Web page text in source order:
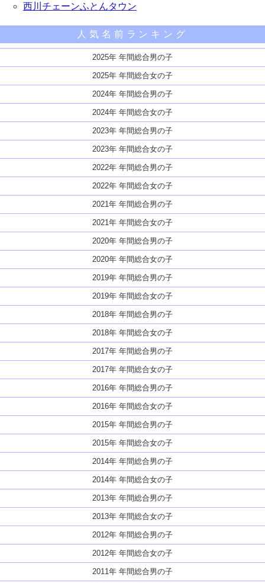
西川チェーンふとんタウン
人気名前ランキング
2025年 年間総合男の子
2025年 年間総合女の子
2024年 年間総合男の子
2024年 年間総合女の子
2023年 年間総合男の子
2023年 年間総合女の子
2022年 年間総合男の子
2022年 年間総合女の子
2021年 年間総合男の子
2021年 年間総合女の子
2020年 年間総合男の子
2020年 年間総合女の子
2019年 年間総合男の子
2019年 年間総合女の子
2018年 年間総合男の子
2018年 年間総合女の子
2017年 年間総合男の子
2017年 年間総合女の子
2016年 年間総合男の子
2016年 年間総合女の子
2015年 年間総合男の子
2015年 年間総合女の子
2014年 年間総合男の子
2014年 年間総合女の子
2013年 年間総合男の子
2013年 年間総合女の子
2012年 年間総合男の子
2012年 年間総合女の子
2011年 年間総合男の子